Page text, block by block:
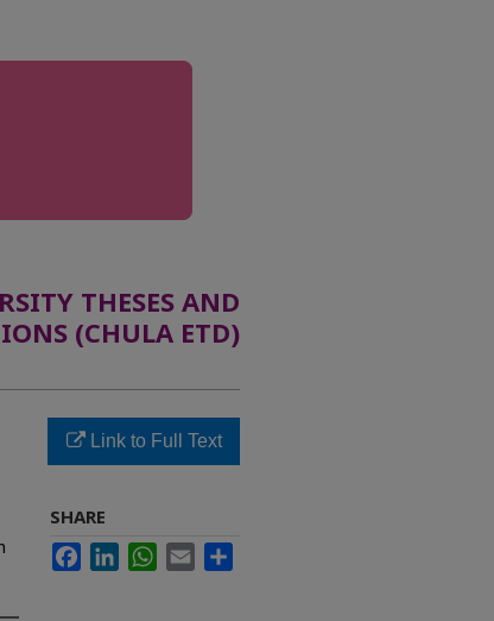
THESES AND
(CHULA ETD)
Link to Full Text
SHARE
FacebookLinkedInWhatsApp
Email